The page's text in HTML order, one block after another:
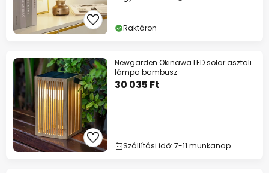
Raktáron
Newgarden Okinawa LED solar asztali
lámpa bambusz
30 035 Ft
Szállítási idő: 7-11 munkanap